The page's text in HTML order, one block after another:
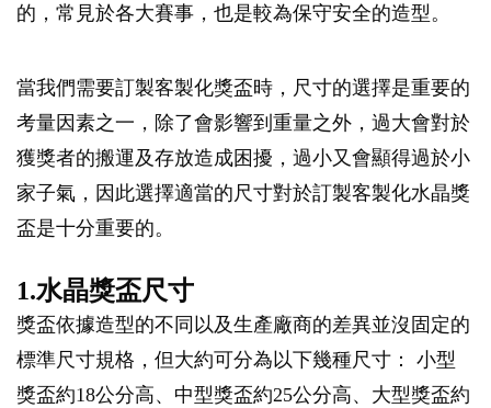
的，常見於各大賽事，也是較為保守安全的造型。
當我們需要訂製客製化獎盃時，尺寸的選擇是重要的
考量因素之一，除了會影響到重量之外，過大會對於
獲獎者的搬運及存放造成困擾，過小又會顯得過於小
家子氣，因此選擇適當的尺寸對於訂製客製化水晶獎
盃是十分重要的。
1.水晶獎盃尺寸
獎盃依據造型的不同以及生產廠商的差異並沒固定的
標準尺寸規格，但大約可分為以下幾種尺寸： 小型
獎盃約18公分高、中型獎盃約25公分高、大型獎盃約